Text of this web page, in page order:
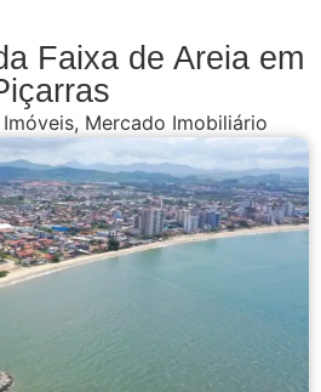
Faixa de Areia em
Imóveis, Mercado Imobiliário